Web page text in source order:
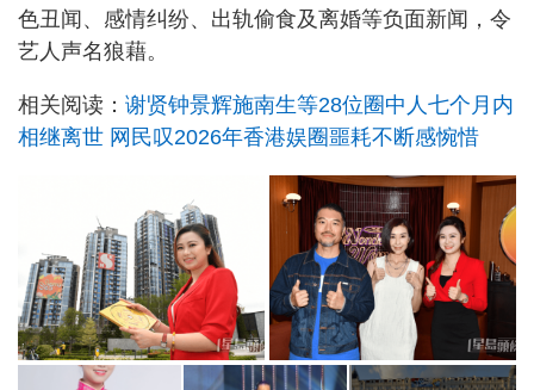
色丑闻、感情纠纷、出轨偷食及离婚等负面新闻，令
艺人声名狼藉。
相关阅读： 谢贤钟景辉施南生等28位圈中人七个月内
相继离世 网民叹2026年香港娱圈噩耗不断感惋惜